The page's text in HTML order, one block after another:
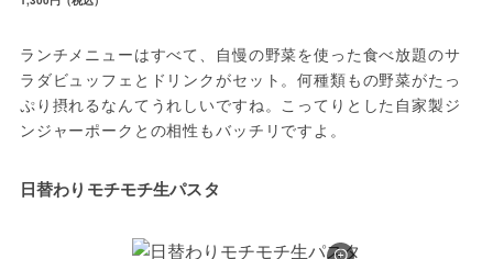
ランチメニューはすべて、自慢の野菜を使った食べ放題のサ
ラダビュッフェとドリンクがセット。何種類もの野菜がたっ
ぷり摂れるなんてうれしいですね。こってりとした自家製ジ
ンジャーポークとの相性もバッチリですよ。
日替わりモチモチ生パスタ